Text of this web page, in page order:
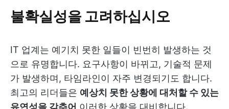
불확실성을 고려하십시오
IT 업계는 예기치 못한 일들이 빈번히 발생하는 것
으로 유명합니다. 요구사항이 바뀌고, 기술적 문제
가 발생하며, 타임라인이 자주 변경되기도 합니다.
최고의 리더들은 예상치 못한 상황에 대처할 수 있는
유연성을 갖추어 이러한 상황을 대비합니다.